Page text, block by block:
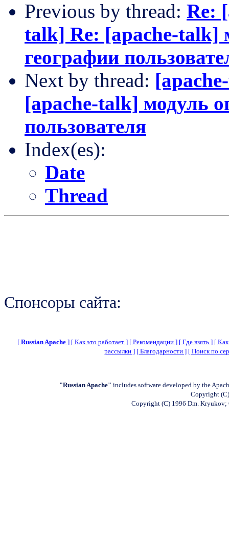
Previous by thread: Re:
talk] Re: [apache-talk]
географии
Next by thread:
[apache-talk] модуль
пользователя
Index(es):
Date
Thread
Спонсоры сайта:
[ Russian Apache ] [ Как это работает ] [ Рекомендации ] [ Где взять ] [
рассылки ] [ Благодарности ] [ Поиск по
"Russian Apache" includes software developed by the
Copyright
Copyright (C) 1996 Dm.